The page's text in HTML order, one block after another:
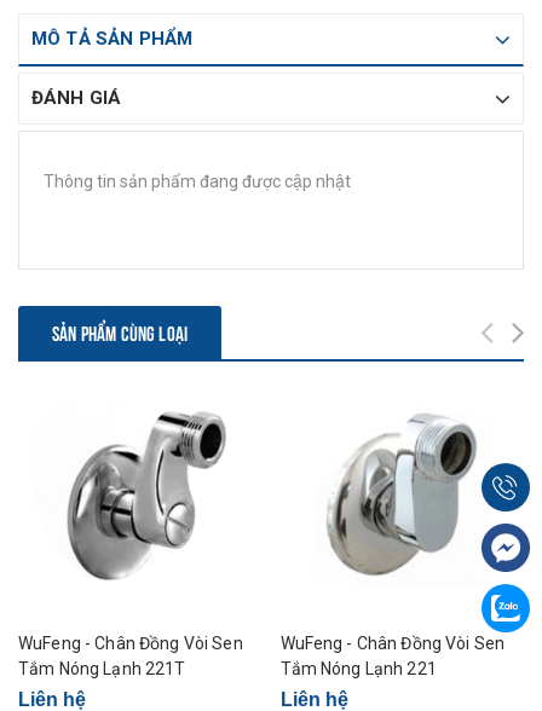
MÔ TẢ SẢN PHẨM
ĐÁNH GIÁ
Thông tin sản phẩm đang được cập nhật
SẢN PHẨM CÙNG LOẠI
WuFeng - Chân Đồng Vòi Sen
Tắm Nóng Lạnh 221T
Liên hệ
WuFeng - Chân Đồng Vòi Sen
Tắm Nóng Lạnh 221
Liên hệ